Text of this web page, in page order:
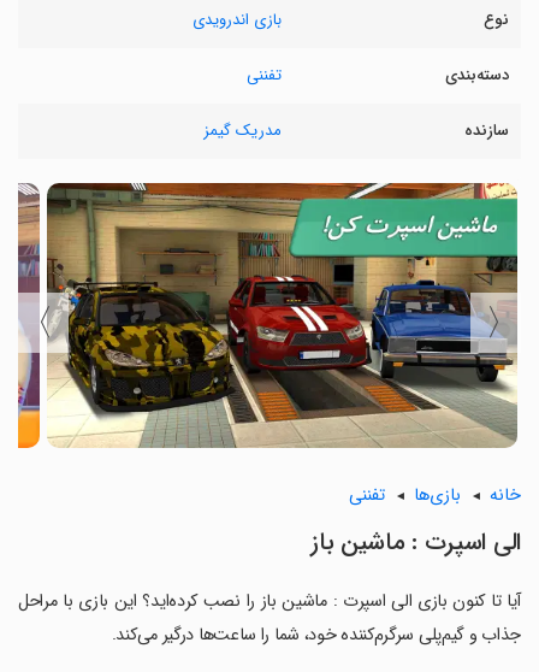
نوع بازی اندرویدی
دسته‌بندی تفننی
سازنده مدریک گیمز
〈
〉
خانه بازی‌ها تفننی
‏‏‏الی اسپرت : ماشین باز
آیا تا کنون بازی ‏‏‏الی اسپرت : ماشین باز را نصب کرده‌اید؟ این بازی با مراحل
جذاب و گیم‌پلی سرگرم‌کننده خود، شما را ساعت‌ها درگیر می‌کند.